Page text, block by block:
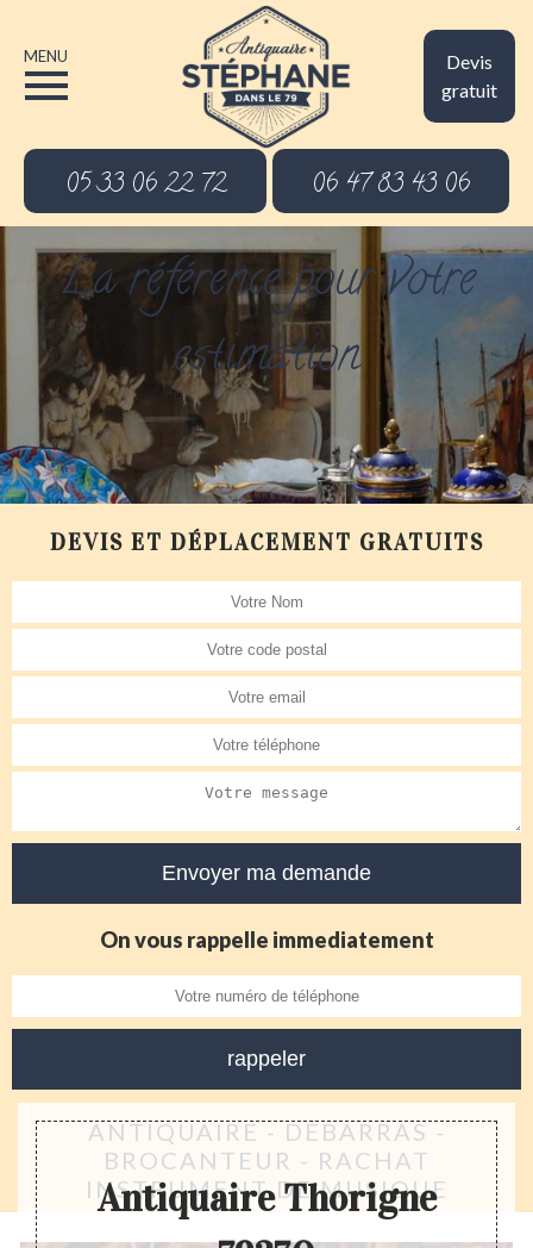
Devis
gratuit
MENU
05 33 06 22 72 06 47 83 43 06
La référence pour votre
estimation
DEVIS ET DÉPLACEMENT GRATUITS
On vous rappelle immediatement
ANTIQUAIRE - DÉBARRAS -
BROCANTEUR - RACHAT
INSTRUMENT DE MUSIQUE
Antiquaire Thorigne